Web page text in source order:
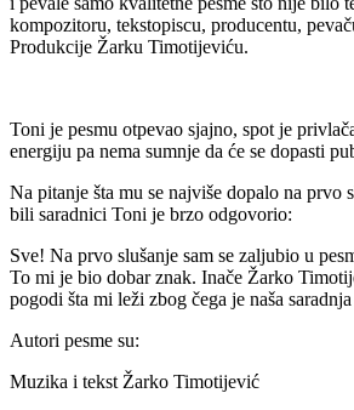
kompozitoru, tekstopiscu, producentu,
Produkcije Žarku Timotijeviću.
Toni je pesmu otpevao sjajno, spot je
energiju pa nema sumnje da će se dopasti
Na pitanje šta mu se najviše dopalo na prvo
bili saradnici Toni je brzo odgovorio:
Sve! Na prvo slušanje sam se zaljubio u
To mi je bio dobar znak. Inače Žarko
pogodi šta mi leži zbog čega je naša saradnja
Autori pesme su:
Muzika i tekst Žarko Timotijević